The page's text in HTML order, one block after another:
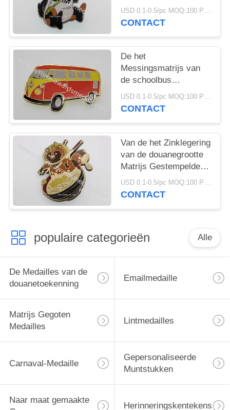
voor Herinneringen
USD 0.1-0.5/pc MOQ:100 PCs per ontwerp
CONTACT
De het
Messingsmatrijs van
de schoolbus
stempelde 1/2“ Harde
Emailspeld
USD 0.1-0.5/pc MOQ:100 PCs per ontwerp
CONTACT
Van de het Zinklegering
van de douanegrootte
Matrijs Gestempelde
Harde het Emailspeld USD 0.1-0.5/pc MOQ:100 PCs per ontwerp
CONTACT
populaire categorieën Alle
De Medailles van de
douanetoekenning
Emailmedaille
Matrijs Gegoten
Medailles
Lintmedailles
Carnaval-Medaille
Gepersonaliseerde
Muntstukken
Naar maat gemaakte
Herinneringskentekens